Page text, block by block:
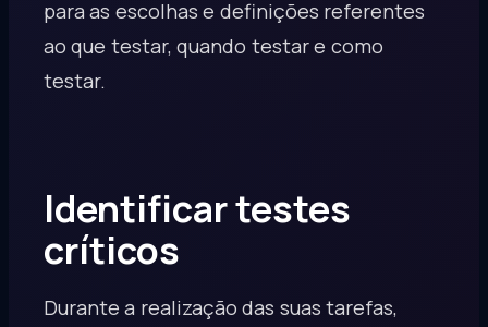
para as escolhas e definições referentes
ao que testar, quando testar e como
testar.
Identificar testes
críticos
Durante a realização das suas tarefas,